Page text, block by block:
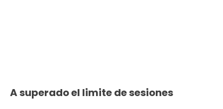
A superado el limite de sesiones